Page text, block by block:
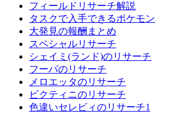
フィールドリサーチ解説
タスクで入手できるポケモン
大発見の報酬まとめ
スペシャルリサーチ
シェイミ(ランド)のリサーチ
フーパのリサーチ
メロエッタのリサーチ
ビクティニのリサーチ
色違いセレビィのリサーチ1